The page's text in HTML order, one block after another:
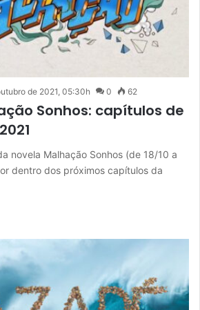
de 2021, 05:30h 0 62
Sonhos: capítulos de
novela Malhação Sonhos (de 18/10 a
dentro dos próximos capítulos da